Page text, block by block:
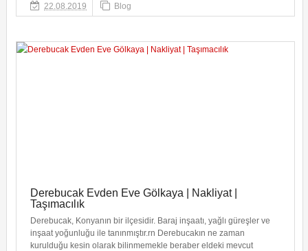
22.08.2019
Blog
Derebucak Evden Eve Gölkaya | Nakliyat |
Taşımacılık
Derebucak, Konyanın bir ilçesidir. Baraj inşaatı, yağlı güreşler ve
inşaat yoğunluğu ile tanınmıştır.rn Derebucakın ne zaman
kurulduğu kesin olarak bilinmemekle beraber eldeki mevcut